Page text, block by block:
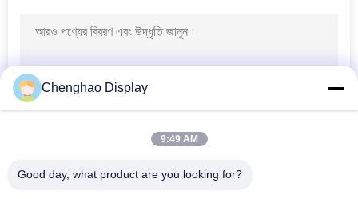
গোল এলসিডি ডিসপ্লে
Chenghao Display
9:49 AM
Good day, what product are you looking for?